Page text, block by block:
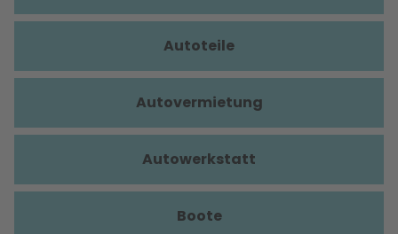
Autoteile
Autovermietung
Autowerkstatt
Boote